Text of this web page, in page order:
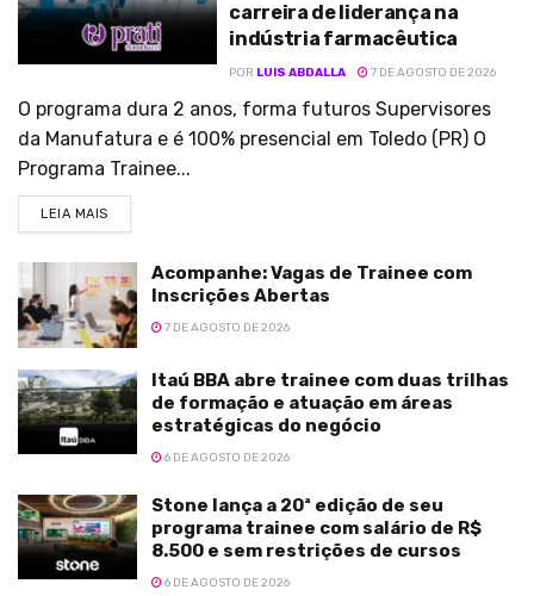
carreira de liderança na
indústria farmacêutica
POR LUIS ABDALLA 7 DE AGOSTO DE 2026
O programa dura 2 anos, forma futuros Supervisores
da Manufatura e é 100% presencial em Toledo (PR) O
Programa Trainee...
LEIA MAIS
Acompanhe: Vagas de Trainee com
Inscrições Abertas
7 DE AGOSTO DE 2026
Itaú BBA abre trainee com duas trilhas
de formação e atuação em áreas
estratégicas do negócio
6 DE AGOSTO DE 2026
Stone lança a 20ª edição de seu
programa trainee com salário de R$
8.500 e sem restrições de cursos
6 DE AGOSTO DE 2026